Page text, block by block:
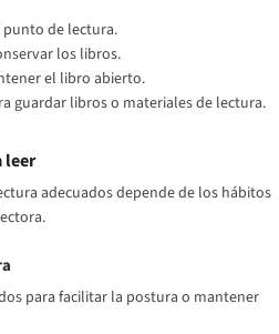
punto de lectura.
los libros.
el libro abierto.
guardar libros o materiales de lectura.
leer
adecuados depende de los hábitos
para facilitar la postura o mantener